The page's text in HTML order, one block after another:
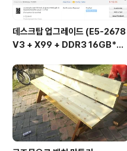
데스크탑 업그레이드 (E5-2678
V3 + X99 + DDR3 16GB*